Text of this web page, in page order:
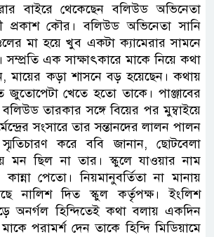
বাইরে থেকেছেন বলিউড অভিনেতা
প্রকাশ কৌর। বলিউড অভিনেতা সানি
মা হয়ে খুব একটা ক্যামেরার সামনে
সম্প্রতি এক সাক্ষাৎকারে মাকে নিয়ে কথা
মায়ের কড়া শাসনে বড় হয়েছেন। কথায়
জুতোপেটা খেতে হতো তাকে। পাঞ্জাবের
তারকার সঙ্গে বিয়ের পর মুম্বাইয়ে
সংসারে তার সন্তানদের লালন পালন
করে ববি জানান, ছোটবেলা
মন ছিল না তার। স্কুলে যাওয়ার নাম
পেতো। নিয়মানুবর্তিতা না মানায়
নালিশ দিত স্কুল কর্তৃপক্ষ। ইংলিশ
অনর্গল হিন্দিতেই কথা বলায় একদিন
পরামর্শ দেন তাকে হিন্দি মিডিয়ামে